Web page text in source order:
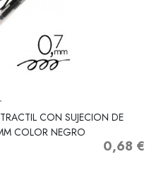
CON SUJECION DE
COLOR NEGRO
Precio
0,68 €